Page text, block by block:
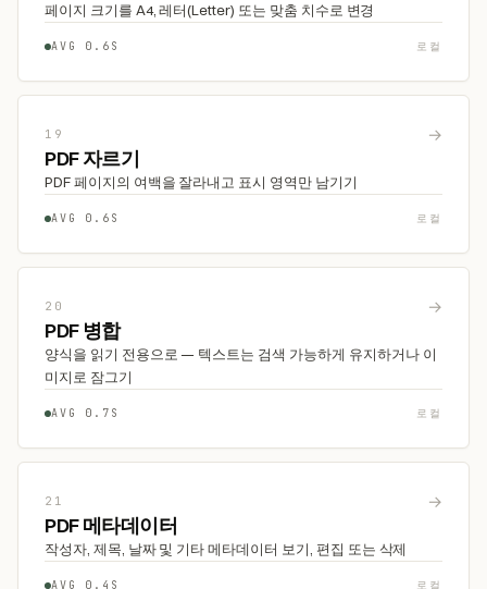
페이지 크기를 A4, 레터(Letter) 또는 맞춤 치수로 변경
AVG 0.6S 로컬
19 →
PDF 자르기
PDF 페이지의 여백을 잘라내고 표시 영역만 남기기
AVG 0.6S 로컬
20 →
PDF 병합
양식을 읽기 전용으로 — 텍스트는 검색 가능하게 유지하거나 이
미지로 잠그기
AVG 0.7S 로컬
21 →
PDF 메타데이터
작성자, 제목, 날짜 및 기타 메타데이터 보기, 편집 또는 삭제
AVG 0.4S 로컬